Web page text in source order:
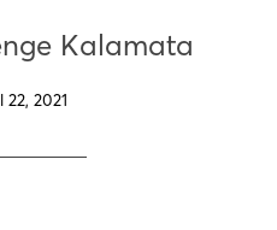
Kalamata
22, 2021